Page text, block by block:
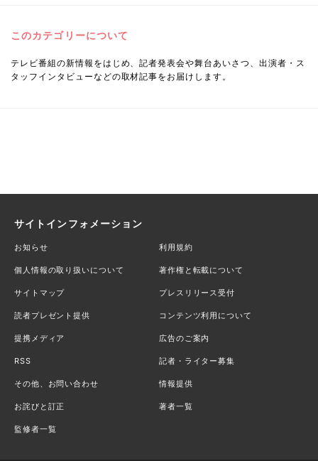
このカテゴリーについて
テレビ番組の新情報をはじめ、記者発表会や舞台あいさつ、出演者・ス
タッフインタビューなどの取材記事をお届けします。
サイトインフォメーション
お知らせ 利用規約
個人情報の取り扱いについて 著作権と転載について
サイトマップ プレスリリース受付
読者プレゼント提供 コンテンツ利用について
提携メディア 広告のご案内
RSS 記者・ライター募集
その他、お問い合わせ 情報提供
お詫びと訂正 著者一覧
監修者一覧